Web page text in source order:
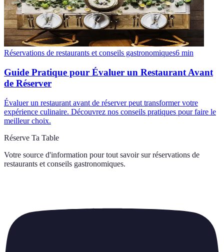
Réservations de restaurants et conseils gastronomiques6 min
Guide Pratique pour Évaluer un Restaurant Avant
de Réserver
Évaluer un restaurant avant de réserver peut transformer votre
expérience culinaire. Découvrez nos conseils pratiques pour faire le
meilleur choix.
Réserve Ta Table
Votre source d'information pour tout savoir sur réservations de
restaurants et conseils gastronomiques.